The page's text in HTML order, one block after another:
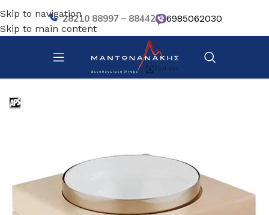
Skip to navigation
Skip to main content
28210 88997 – 88442 6985062030
Αρχική σελίδα/